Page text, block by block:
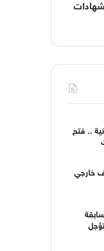
.. فتح
خارجي